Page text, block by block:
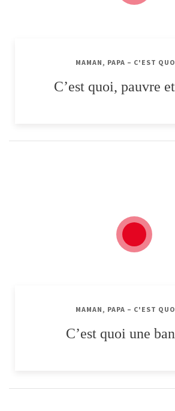
MAMAN, PAPA – C'EST
C’est quoi, pauvre
MAMAN, PAPA – C'EST
C’est quoi une